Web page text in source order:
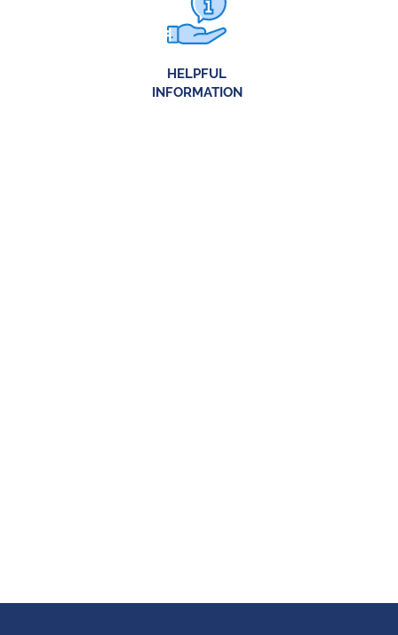
HELPFUL
INFORMATION